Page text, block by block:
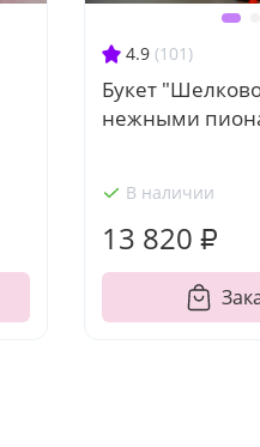
4.9 (101)
Букет
нежными
В наличии
13 820 ₽